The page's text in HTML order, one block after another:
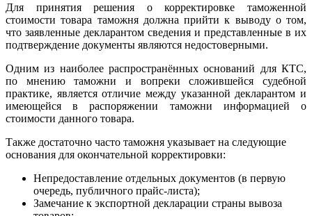
Для принятия решения о корректировке таможенной
стоимости товара таможня должна прийти к выводу о том,
что заявленные декларантом сведения и представленные в их
подтверждение документы являются недостоверными.
Одним из наиболее распространённых оснований для КТС,
по мнению таможни и вопреки сложившейся судебной
практике, является отличие между указанной декларантом и
имеющейся в распоряжении таможни информацией о
стоимости данного товара.
Также достаточно часто таможня указывает на следующие
основания для окончательной корректировки:
Непредоставление отдельных документов (в первую
очередь, публичного прайс-листа);
Замечание к экспортной декларации страны вывоза